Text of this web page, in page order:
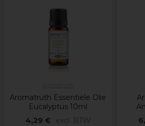
Aromatruth Essentiële Olie
Eucalyptus 10ml
4,29 €
excl. BTW